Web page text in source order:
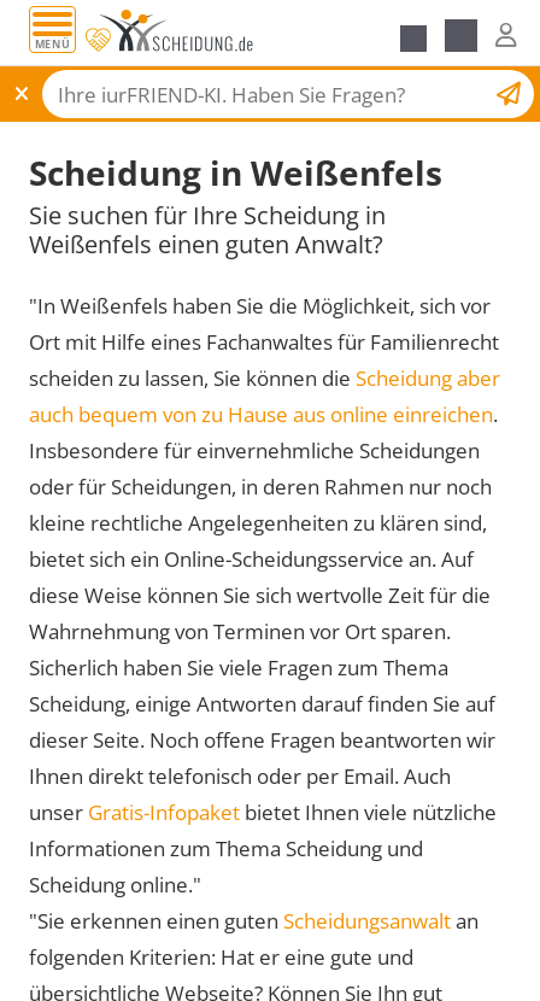
MENÜ
Scheidungsantrag
Scheidung in Weißenfels
Sie suchen für Ihre Scheidung in
Weißenfels einen guten Anwalt?
"In Weißenfels haben Sie die Möglichkeit, sich vor
Ort mit Hilfe eines Fachanwaltes für Familienrecht
scheiden zu lassen, Sie können die Scheidung aber
auch bequem von zu Hause aus online einreichen.
Insbesondere für einvernehmliche Scheidungen
oder für Scheidungen, in deren Rahmen nur noch
kleine rechtliche Angelegenheiten zu klären sind,
bietet sich ein Online-Scheidungsservice an. Auf
diese Weise können Sie sich wertvolle Zeit für die
Wahrnehmung von Terminen vor Ort sparen.
Sicherlich haben Sie viele Fragen zum Thema
Scheidung, einige Antworten darauf finden Sie auf
dieser Seite. Noch offene Fragen beantworten wir
Ihnen direkt telefonisch oder per Email. Auch
unser Gratis-Infopaket bietet Ihnen viele nützliche
Informationen zum Thema Scheidung und
Scheidung online."
"Sie erkennen einen guten Scheidungsanwaltan
folgenden Kriterien: Hat er eine gute und
übersichtliche Webseite? Können Sie Ihn gut